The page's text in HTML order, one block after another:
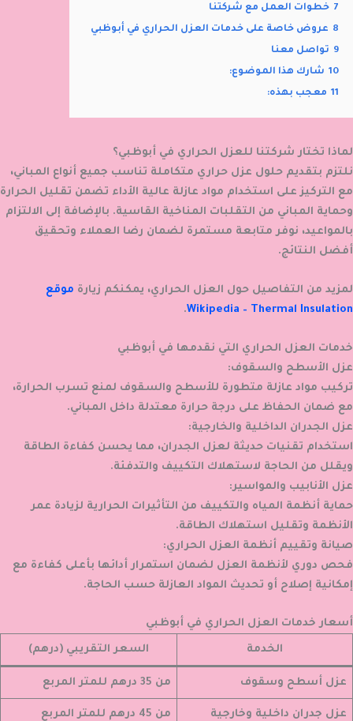
7 خطوات العمل مع شركتنا
8 عروض خاصة على خدمات العزل الحراري في أبوظبي
9 تواصل معنا
10 شارك هذا الموضوع:
11 معجب بهذه:
لماذا تختار شركتنا للعزل الحراري في أبوظبي؟
نلتزم بتقديم حلول عزل حراري متكاملة تناسب جميع أنواع المباني،
مع التركيز على استخدام مواد عازلة عالية الأداء تضمن تقليل الحرارة
وحماية المباني من التقلبات المناخية القاسية. بالإضافة إلى الالتزام
بالمواعيد، نوفر متابعة مستمرة لضمان رضا العملاء وتحقيق
أفضل النتائج.
لمزيد من التفاصيل حول العزل الحراري، يمكنكم زيارة موقع
Wikipedia – Thermal Insulation
.
خدمات العزل الحراري التي نقدمها في أبوظبي
عزل الأسطح والسقوف:
تركيب مواد عازلة متطورة للأسطح والسقوف لمنع تسرب الحرارة،
مع ضمان الحفاظ على درجة حرارة معتدلة داخل المباني.
عزل الجدران الداخلية والخارجية:
استخدام تقنيات حديثة لعزل الجدران، مما يحسن كفاءة الطاقة
ويقلل من الحاجة لاستهلاك التكييف والتدفئة.
عزل الأنابيب والمواسير:
حماية أنظمة المياه والتكييف من التأثيرات الحرارية لزيادة عمر
الأنظمة وتقليل استهلاك الطاقة.
صيانة وتقييم أنظمة العزل الحراري:
فحص دوري لأنظمة العزل لضمان استمرار أدائها بأعلى كفاءة مع
إمكانية إصلاح أو تحديث المواد العازلة حسب الحاجة.
أسعار خدمات العزل الحراري في أبوظبي
الخدمة السعر التقريبي (درهم)
عزل أسطح وسقوف من 35 درهم للمتر المربع
عزل جدران داخلية وخارجية من 45 درهم للمتر المربع